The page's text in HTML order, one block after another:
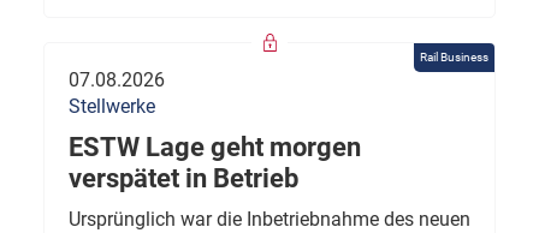
Rail Business
07.08.2026
Stellwerke
ESTW Lage geht morgen
verspätet in Betrieb
Ursprünglich war die Inbetriebnahme des neuen